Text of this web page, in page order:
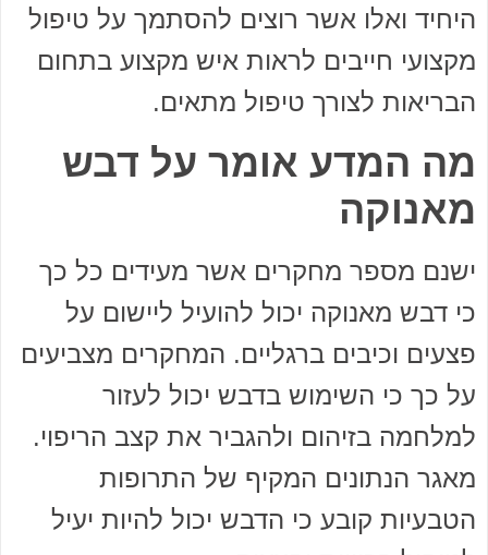
היחיד ואלו אשר רוצים להסתמך על טיפול
מקצועי חייבים לראות איש מקצוע בתחום
הבריאות לצורך טיפול מתאים.
מה המדע אומר על דבש
מאנוקה
ישנם מספר מחקרים אשר מעידים כל כך
כי דבש מאנוקה יכול להועיל ליישום על
פצעים וכיבים ברגליים. המחקרים מצביעים
על כך כי השימוש בדבש יכול לעזור
למלחמה בזיהום ולהגביר את קצב הריפוי.
מאגר הנתונים המקיף של התרופות
הטבעיות קובע כי הדבש יכול להיות יעיל